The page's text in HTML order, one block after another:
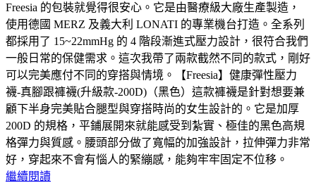
Freesia 的包裝就覺得很安心。它是由醫療級大廠生產製造，
使用德國 MERZ 及義大利 LONATI 的專業機台打造。全系列
都採用了 15~22mmHg 的 4 階段漸進式壓力設計，很符合我們
一般日常的保健需求。這次我帶了兩款截然不同的款式，剛好
可以完美應付不同的穿搭與情境。【Freesia】健康彈性壓力
襪-真腳跟褲襪(升級款-200D)（黑色）這款褲襪是針對想要兼
顧下半身完美貼合腿型與穿搭時尚的女生設計的。它是加厚
200D 的規格，平鋪展開來就能感受到紮實、極佳的黑色高規
格彈力與質感。腰頭部分做了寬幅的加強設計，拉伸彈力非常
好，穿起來不會有惱人的緊繃感，能夠牢牢固定不位移。
繼續閱讀